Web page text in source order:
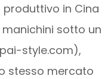
in Cina
sotto un
style.com),
stesso mercato